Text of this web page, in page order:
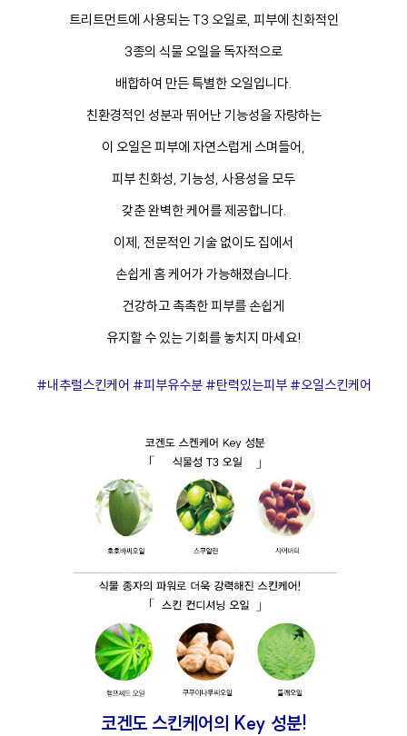
트리트먼트에 사용되는 T3 오일로, 피부에 친화적인
3종의 식물 오일을 독자적으로
배합하여 만든 특별한 오일입니다.
친환경적인 성분과 뛰어난 기능성을 자랑하는
이 오일은 피부에 자연스럽게 스며들어,
피부 친화성, 기능성, 사용성을 모두
갖춘 완벽한 케어를 제공합니다.
이제, 전문적인 기술 없이도 집에서
손쉽게 홈 케어가 가능해졌습니다.
건강하고 촉촉한 피부를 손쉽게
유지할 수 있는 기회를 놓치지 마세요!
#내추럴스킨케어 #피부유수분 #탄력있는피부 #오일스킨케어
코겐도 스킨케어의 Key 성분!